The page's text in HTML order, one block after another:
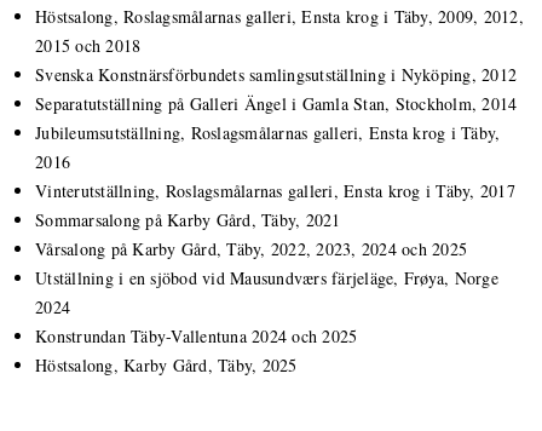
Höstsalong, Roslagsmålarnas galleri, Ensta krog i Täby, 2009, 2012,
2015 och 2018
Svenska Konstnärsförbundets samlingsutställning i Nyköping, 2012
Separatutställning på Galleri Ängel i Gamla Stan, Stockholm, 2014
Jubileumsutställning, Roslagsmålarnas galleri, Ensta krog i Täby,
2016
Vinterutställning, Roslagsmålarnas galleri, Ensta krog i Täby, 2017
Sommarsalong på Karby Gård, Täby, 2021
Vårsalong på Karby Gård, Täby, 2022, 2023, 2024 och 2025
Utställning i en sjöbod vid Mausundværs färjeläge, Frøya, Norge
2024
Konstrundan Täby-Vallentuna 2024 och 2025
Höstsalong, Karby Gård, Täby, 2025